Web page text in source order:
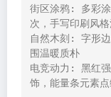
街区涂鸦: 多彩涂
次，手写印刷风
自然木刻: 字形
围温暖质朴
电竞动力: 黑红强
饰，能量条元素